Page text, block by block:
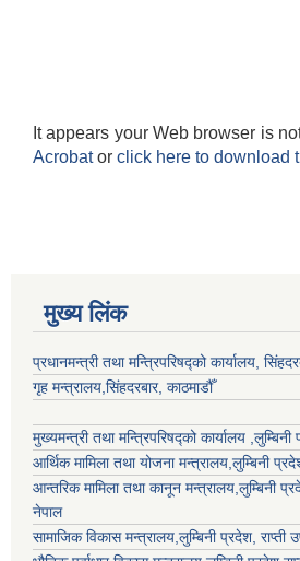
It appears your Web browser is
Acrobator click here to download
मुख्य लिंक
प्रधानमन्त्री तथा मन्त्रिपरिषद्को कार्यालय,
गृह मन्त्रालय,सिंहदरबार, काठमाडौँ
मुख्यमन्त्री तथा मन्त्रिपरिषद्को कार्यालय
आर्थिक मामिला तथा योजना मन्त्रालय,लुम्बिनी
आन्तरिक मामिला तथा कानून मन्त्रालय,लुम्बिनी
नेपाल
सामाजिक विकास मन्त्रालय,लुम्बिनी प्रदेश, राप्ती